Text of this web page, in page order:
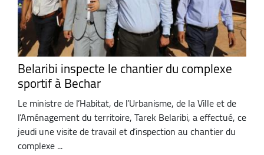
Belaribi inspecte le chantier du complexe
sportif à Bechar
Le ministre de l’Habitat, de l’Urbanisme, de la Ville et de
l’Aménagement du territoire, Tarek Belaribi, a effectué, ce
jeudi une visite de travail et d’inspection au chantier du
complexe ...